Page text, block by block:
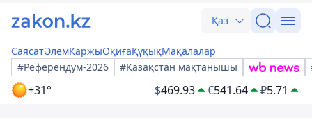
Қаз
СаясатӘлемҚаржыОқиғаҚұқықМақалалар
#Референдум-2026
#Қазақстан мақтанышы
+31° $469.93 €541.64 ₽5.71